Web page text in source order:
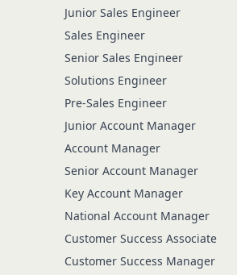
Junior Sales Engineer
Sales Engineer
Senior Sales Engineer
Solutions Engineer
Pre-Sales Engineer
Junior Account Manager
Account Manager
Senior Account Manager
Key Account Manager
National Account Manager
Customer Success Associate
Customer Success Manager